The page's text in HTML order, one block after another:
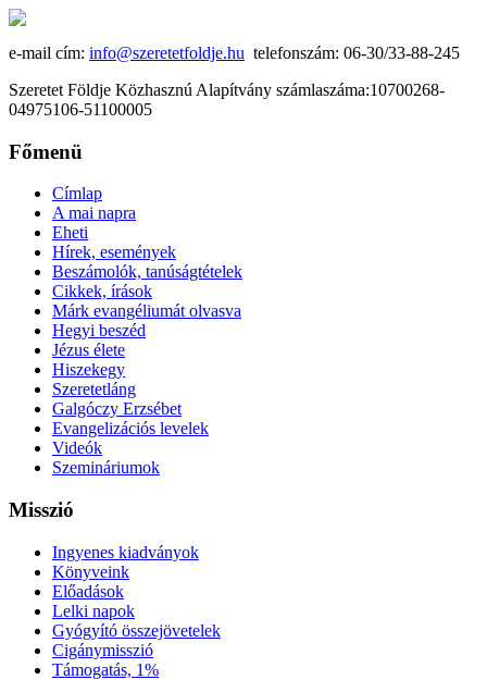
e-mail cím: info@szeretetfoldje.hu telefonszám: 06-30/33-88-245
Szeretet Földje Közhasznú Alapítvány számlaszáma:10700268-
04975106-51100005
Főmenü
Címlap
A mai napra
Eheti
Hírek, események
Beszámolók, tanúságtételek
Cikkek, írások
Márk evangéliumát olvasva
Hegyi beszéd
Jézus élete
Hiszekegy
Szeretetláng
Galgóczy Erzsébet
Evangelizációs levelek
Videók
Szemináriumok
Misszió
Ingyenes kiadványok
Könyveink
Előadások
Lelki napok
Gyógyító összejövetelek
Cigánymisszió
Támogatás, 1%